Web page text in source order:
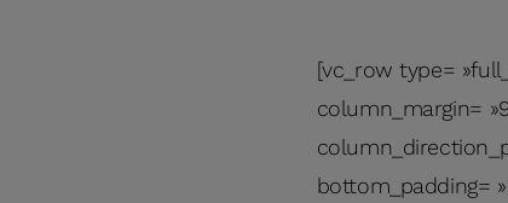
[vc_row type=
column_margin=
bottom_padding=